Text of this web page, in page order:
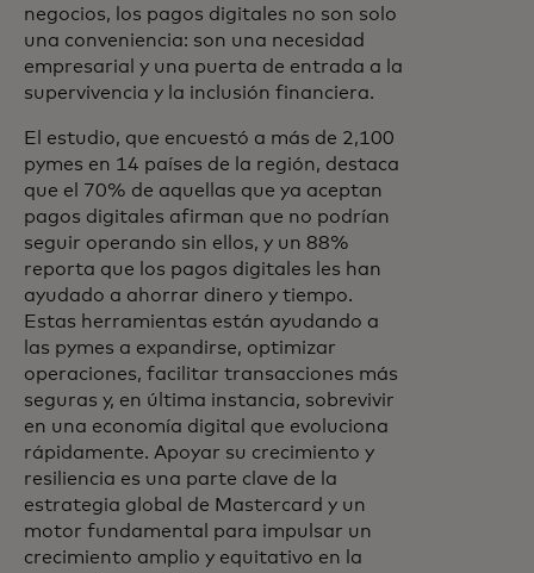
negocios, los pagos digitales no son solo
una conveniencia: son una necesidad
empresarial y una puerta de entrada a la
supervivencia y la inclusión financiera.
El estudio, que encuestó a más de 2,100
pymes en 14 países de la región, destaca
que el 70% de aquellas que ya aceptan
pagos digitales afirman que no podrían
seguir operando sin ellos, y un 88%
reporta que los pagos digitales les han
ayudado a ahorrar dinero y tiempo.
Estas herramientas están ayudando a
las pymes a expandirse, optimizar
operaciones, facilitar transacciones más
seguras y, en última instancia, sobrevivir
en una economía digital que evoluciona
rápidamente. Apoyar su crecimiento y
resiliencia es una parte clave de la
estrategia global de Mastercard y un
motor fundamental para impulsar un
crecimiento amplio y equitativo en la